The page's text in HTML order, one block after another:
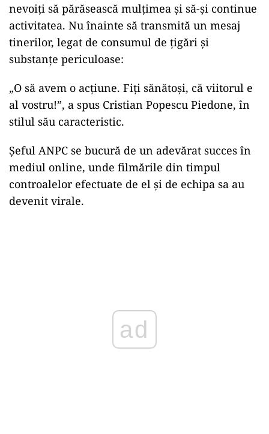
nevoiți să părăsească mulțimea și să-și continue
activitatea. Nu înainte să transmită un mesaj
tinerilor, legat de consumul de țigări și
substanțe periculoase:
„O să avem o acțiune. Fiți sănătoși, că viitorul e
al vostru!”, a spus Cristian Popescu Piedone, în
stilul său caracteristic.
Șeful ANPC se bucură de un adevărat succes în
mediul online, unde filmările din timpul
controalelor efectuate de el și de echipa sa au
devenit virale.
ad